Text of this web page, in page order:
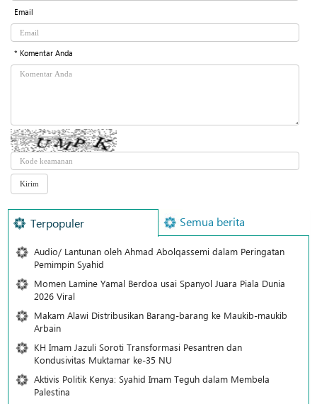
Email
* Komentar Anda
Terpopuler Semua berita
Audio/ Lantunan oleh Ahmad Abolqassemi dalam Peringatan
Pemimpin Syahid
Momen Lamine Yamal Berdoa usai Spanyol Juara Piala Dunia
2026 Viral
Makam Alawi Distribusikan Barang-barang ke Maukib-maukib
Arbain
KH Imam Jazuli Soroti Transformasi Pesantren dan
Kondusivitas Muktamar ke-35 NU
Aktivis Politik Kenya: Syahid Imam Teguh dalam Membela
Palestina